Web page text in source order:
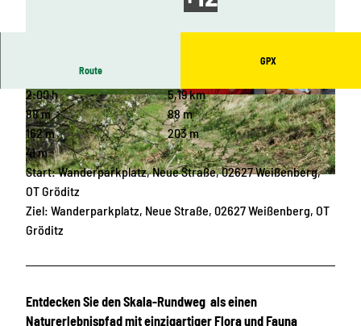
© OHTL e.V., Das Landschaftswunderland Oberlausitz |
© Marketing-Gesellschaft Oberlausitz-Niedersc
hlesien mbH
© OHTL e.V., Das Landschaftswunderland Ober
lausitz |CC-BY-SA
Route
GPX
2:00 h
5,19 km
88 m
88 m
162 m
203 m
41 m
Start: Wanderparkplatz, Neue Straße, 02627 Weißenberg,
OT Gröditz
Ziel: Wanderparkplatz, Neue Straße, 02627 Weißenberg, OT
Gröditz
Entdecken Sie den Skala-Rundweg als einen
Naturerlebnispfad mit einzigartiger Flora und Fauna